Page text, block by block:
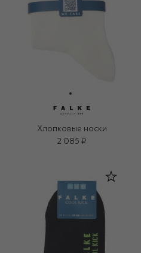
Хлопковые носки
2 085 ₽